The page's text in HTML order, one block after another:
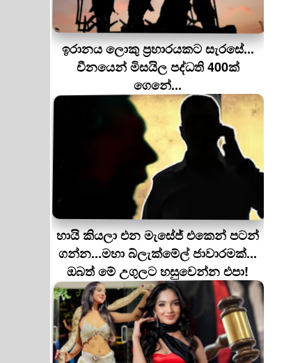
ඉරානය ලොකු ප‍්‍රහාරයකට සැරසේ...
චීනයෙන් මිසයිල පද්ධති 400ක්
ගෙනේ...
හායි කියලා එන මැසේජ් එකෙන් පටන්
ගන්න...මහා බ්ලැක්මේල් ජාවාරමක්...
ඔබත් මේ උගුලට හසුවෙන්න එපා!